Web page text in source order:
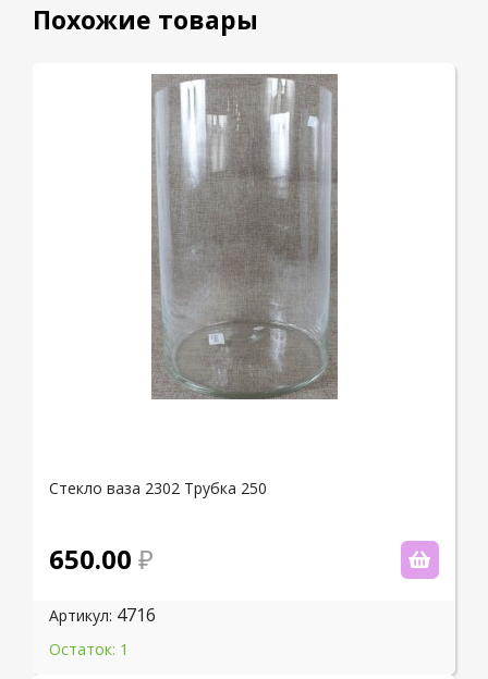
Похожие товары
Стекло ваза 2302 Трубка 250
650.00
Артикул: 4716
Остаток: 1